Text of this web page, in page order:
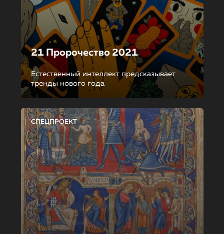
21 Пророчество 2021
Естественный интеллект предсказывает
тренды нового года
СПЕЦПРОЕКТ